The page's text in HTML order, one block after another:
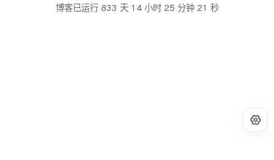
博客已运行 833 天 1 4小时 25 分钟 21 秒